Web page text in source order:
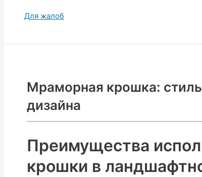
Для жалоб
Мраморная крошка:
дизайна
Преимущества
крошки в